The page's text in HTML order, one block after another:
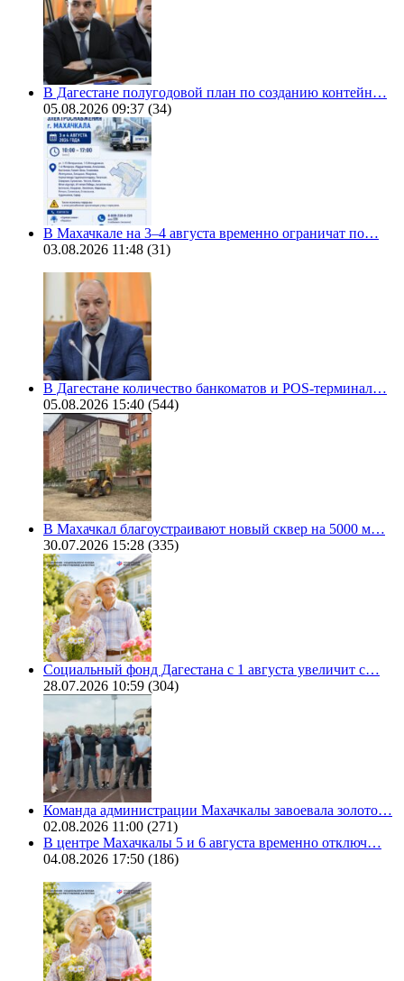
В Дагестане полугодовой план по созданию контейн…
05.08.2026 09:37 (34)
В Махачкале на 3–4 августа временно ограничат по…
03.08.2026 11:48 (31)
В Дагестане количество банкоматов и POS-терминал…
05.08.2026 15:40 (544)
В Махачкал благоустраивают новый сквер на 5000 м…
30.07.2026 15:28 (335)
Социальный фонд Дагестана с 1 августа увеличит с…
28.07.2026 10:59 (304)
Команда администрации Махачкалы завоевала золото…
02.08.2026 11:00 (271)
В центре Махачкалы 5 и 6 августа временно отключ…
04.08.2026 17:50 (186)